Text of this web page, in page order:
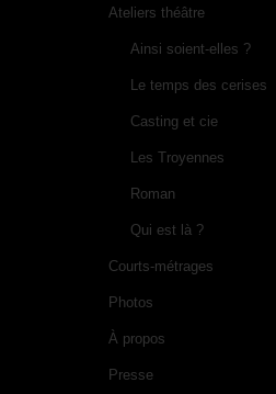
Ateliers théâtre
Ainsi soient-elles ?
Le temps des cerises
Casting et cie
Les Troyennes
Roman
Qui est là ?
Courts-métrages
Photos
À propos
Presse